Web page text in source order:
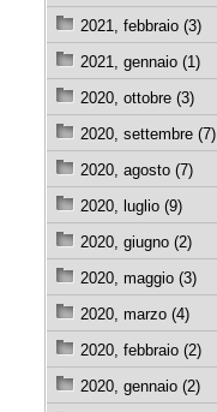
2021, febbraio (3)
2021, gennaio (1)
2020, ottobre (3)
2020, settembre (7)
2020, agosto (7)
2020, luglio (9)
2020, giugno (2)
2020, maggio (3)
2020, marzo (4)
2020, febbraio (2)
2020, gennaio (2)